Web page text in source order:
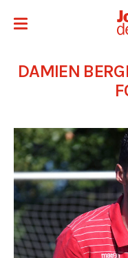
DAMIEN